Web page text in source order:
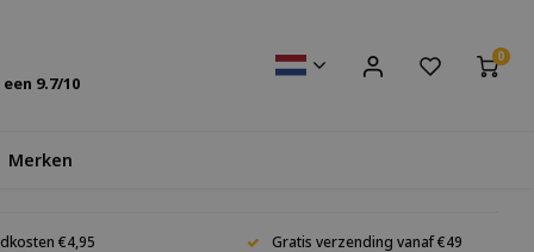
9.7/10
0
Merken
€4,95 Gratis verzending vanaf €49